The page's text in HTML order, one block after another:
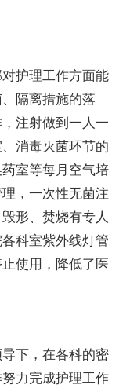
护理工作方面能
隔离措施的落
注射做到一人一
消毒灭菌环节的
室等每月空气培
，一次性无菌注
形、焚烧有专人
科室紫外线灯管
使用，降低了医
下，在各科的密
力完成护理工作